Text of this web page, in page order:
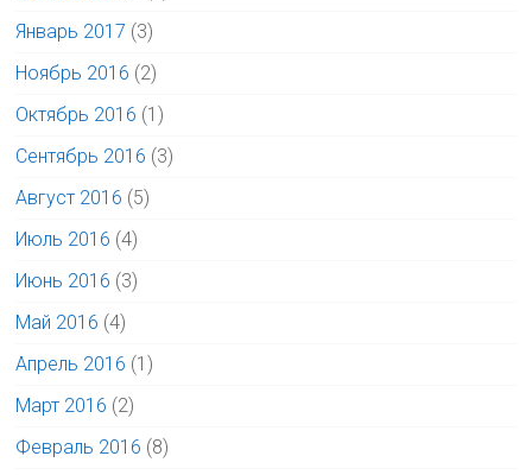
Январь 2017 (3)
Ноябрь 2016 (2)
Октябрь 2016 (1)
Сентябрь 2016 (3)
Август 2016 (5)
Июль 2016 (4)
Июнь 2016 (3)
Май 2016 (4)
Апрель 2016 (1)
Март 2016 (2)
Февраль 2016 (8)